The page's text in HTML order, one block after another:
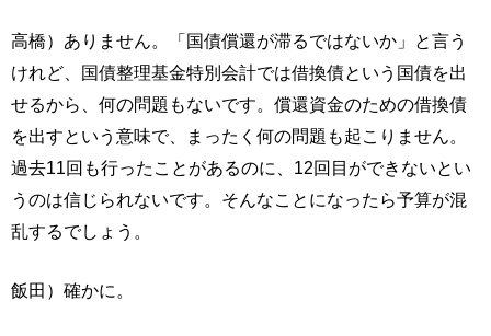
高橋）ありません。「国債償還が滞るではないか」と言う
けれど、国債整理基金特別会計では借換債という国債を出
せるから、何の問題もないです。償還資金のための借換債
を出すという意味で、まったく何の問題も起こりません。
過去11回も行ったことがあるのに、12回目ができないとい
うのは信じられないです。そんなことになったら予算が混
乱するでしょう。
飯田）確かに。